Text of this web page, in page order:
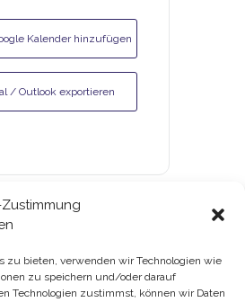
zu bieten, verwenden wir Technologien wie
zu speichern und/oder darauf
Technologien zustimmst, können wir Daten
Kalender hinzufügen
/ Outlook exportieren
& Kundenkarte